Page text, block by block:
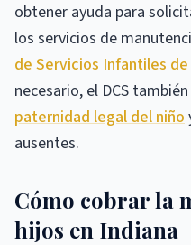
obtener ayuda para
los servicios de
de Servicios Infantiles
necesario, el DCS
paternidad legal del niño
ausentes.
Cómo cobrar la
hijos en Indiana